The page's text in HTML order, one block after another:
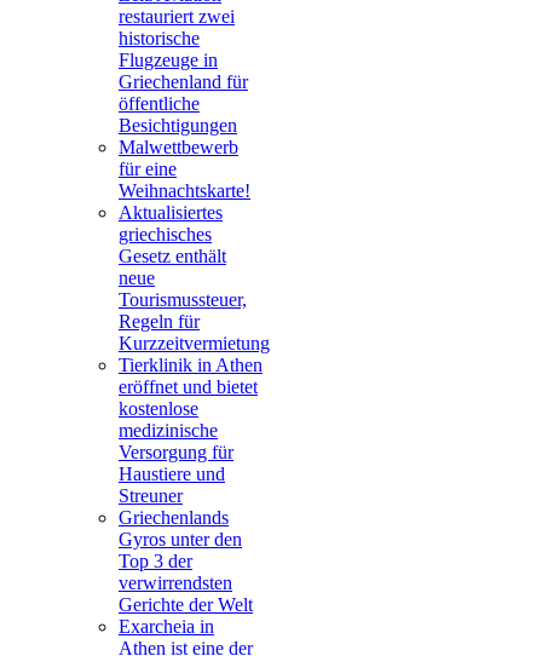
restauriert zwei
historische
Flugzeuge in
Griechenland für
öffentliche
Besichtigungen
Malwettbewerb
für eine
Weihnachtskarte!
Aktualisiertes
griechisches
Gesetz enthält
neue
Tourismussteuer,
Regeln für
Kurzzeitvermietung
Tierklinik in Athen
eröffnet und bietet
kostenlose
medizinische
Versorgung für
Haustiere und
Streuner
Griechenlands
Gyros unter den
Top 3 der
verwirrendsten
Gerichte der Welt
Exarcheia in
Athen ist eine der